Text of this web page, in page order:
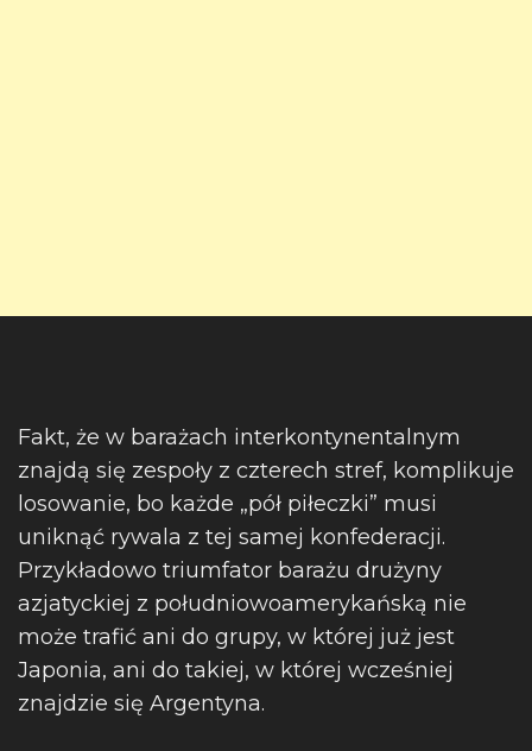
Fakt, że w barażach interkontynentalnym
znajdą się zespoły z czterech stref, komplikuje
losowanie, bo każde „pół piłeczki” musi
uniknąć rywala z tej samej konfederacji.
Przykładowo triumfator barażu drużyny
azjatyckiej z południowoamerykańską nie
może trafić ani do grupy, w której już jest
Japonia, ani do takiej, w której wcześniej
znajdzie się Argentyna.